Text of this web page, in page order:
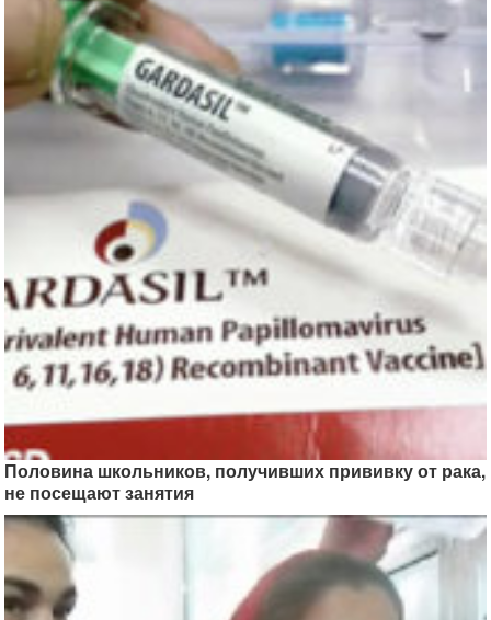
Половина школьников, получивших прививку от рака,
не посещают занятия